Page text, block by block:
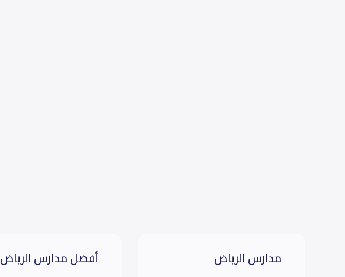
مدارس الرياض أفضل مدارس الرياض